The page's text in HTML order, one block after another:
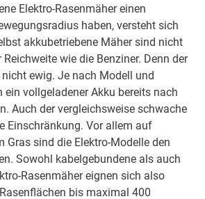
Elektro-Rasenmäher einen
haben, versteht sich
akkubetriebene Mäher sind nicht
wie die Benziner. Denn der
ewig. Je nach Modell und
vollgeladener Akku bereits nach
Auch der vergleichsweise schwache
Einschränkung. Vor allem auf
Gras sind die Elektro-Modelle den
Sowohl kabelgebundene als auch
Rasenmäher eignen sich also
bis maximal 400